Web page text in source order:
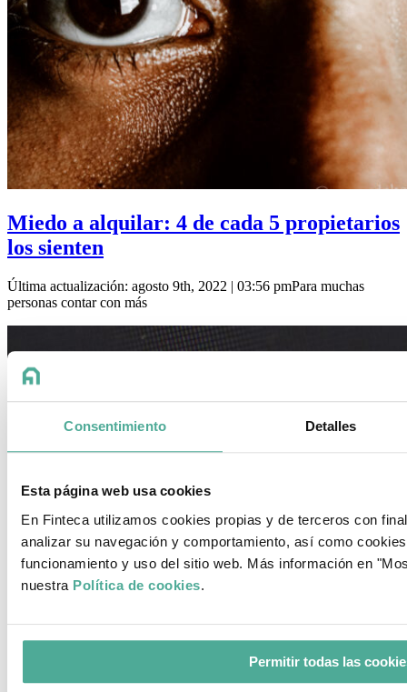
Consentimiento Detalles
Esta página web usa cookies
En Finteca utilizamos cookies propias y de terceros con
analizar su navegación y comportamiento, así como
funcionamiento y uso del sitio web. Más información en
nuestra Política de cookies.
Permitir todas las
Miedo a alquilar: 4 de cada 5 propietarios
los sienten
Última actualización: agosto 9th, 2022 | 03:56 pmPara muchas
personas contar con más